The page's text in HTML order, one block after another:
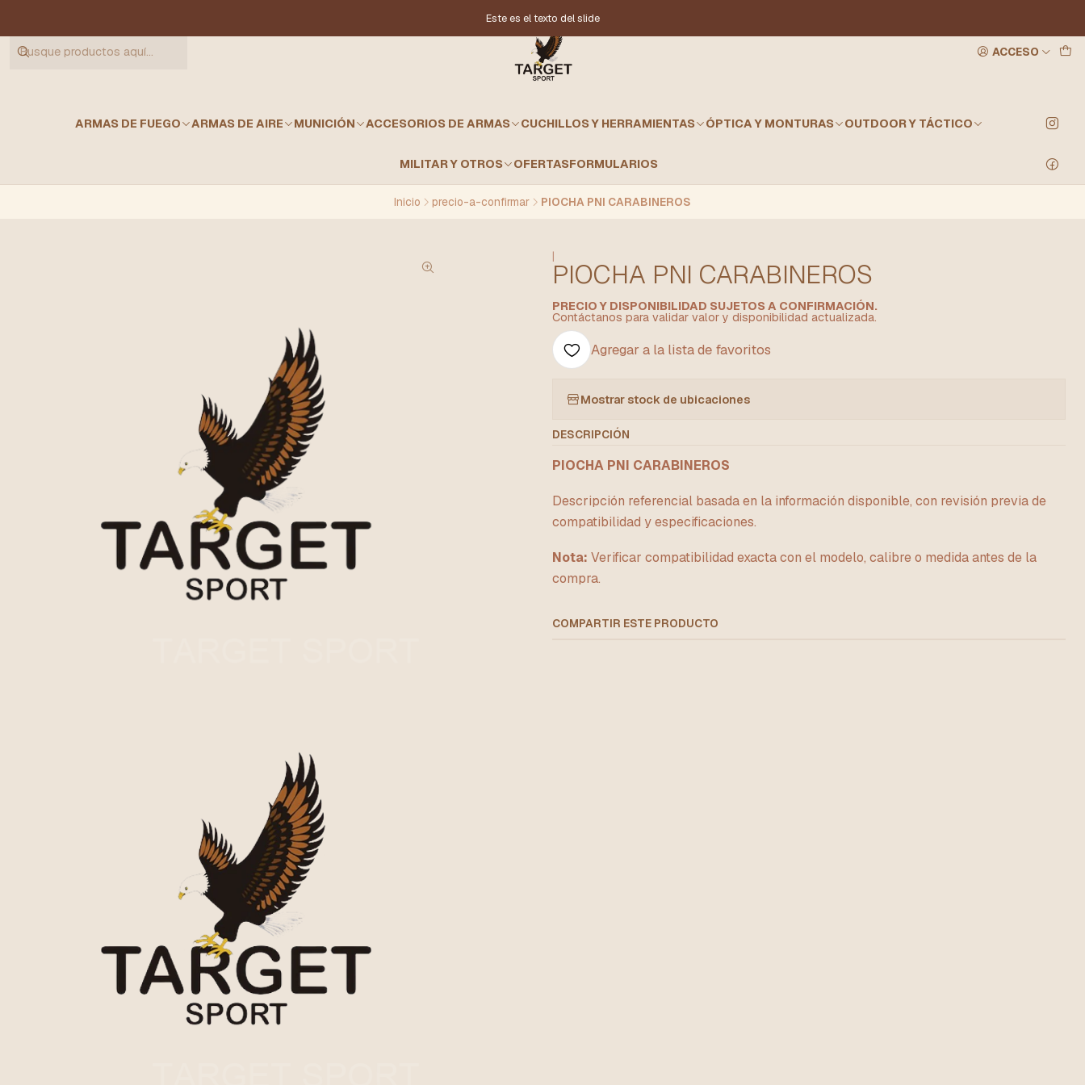
ACCESO
ARMAS DE FUEGO ARMAS DE AIRE MUNICIÓN ACCESORIOS DE ARMAS CUCHILLOS Y HERRAMIENTAS ÓPTICA Y MONTURAS OUTDOOR Y TÁCTICO
MILITAR Y OTROS OFERTASFORMULARIOS
Este es el texto del slide
Inicio precio-a-confirmar PIOCHA PNI CARABINEROS
|
PIOCHA PNI CARABINEROS
PRECIO Y DISPONIBILIDAD SUJETOS A CONFIRMACIÓN.
Contáctanos para validar valor y disponibilidad actualizada.
Agregar a la lista de favoritos
Mostrar stock de ubicaciones
DESCRIPCIÓN
PIOCHA PNI CARABINEROS
Descripción referencial basada en la información disponible, con revisión previa de
compatibilidad y especificaciones.
Nota: Verificar compatibilidad exacta con el modelo, calibre o medida antes de la
compra.
COMPARTIR ESTE PRODUCTO